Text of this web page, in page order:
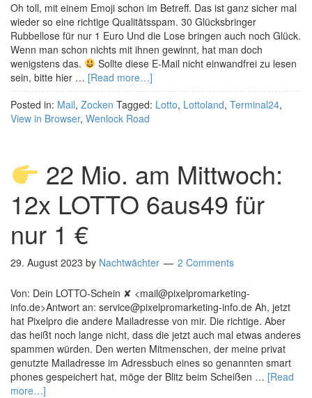
Oh toll, mit einem Emoji schon im Betreff. Das ist ganz sicher mal
wieder so eine richtige Qualitätsspam. 30 Glücksbringer
Rubbellose für nur 1 Euro Und die Lose bringen auch noch Glück.
Wenn man schon nichts mit ihnen gewinnt, hat man doch
wenigstens das.
Sollte diese E-Mail nicht einwandfrei zu lesen
sein, bitte hier … [Read more…]
Posted in: Mail, Zocken Tagged: Lotto, Lottoland, Terminal24,
View in Browser, Wenlock Road
22 Mio. am Mittwoch:
12x LOTTO 6aus49 für
nur 1 €
29. August 2023 by Nachtwächter 2 Comments
Von: Dein LOTTO-Schein ✘ <mail@pixelpromarketing-
info.de>Antwort an: service@pixelpromarketing-info.de Ah, jetzt
hat Pixelpro die andere Mailadresse von mir. Die richtige. Aber
das heißt noch lange nicht, dass die jetzt auch mal etwas anderes
spammen würden. Den werten Mitmenschen, der meine privat
genutzte Mailadresse im Adressbuch eines so genannten smart
phones gespeichert hat, möge der Blitz beim Scheißen … [Read
more…]